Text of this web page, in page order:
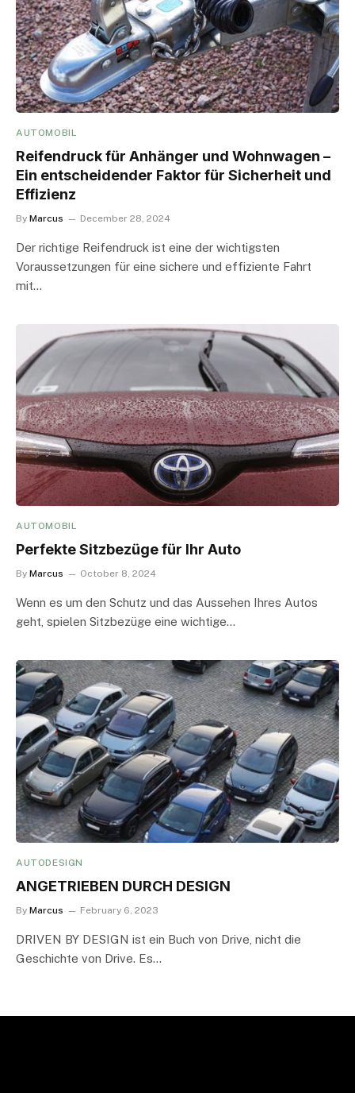
AUTOMOBIL
Reifendruck für Anhänger und Wohnwagen –
Ein entscheidender Faktor für Sicherheit und
Effizienz
By Marcus December 28, 2024
Der richtige Reifendruck ist eine der wichtigsten
Voraussetzungen für eine sichere und effiziente Fahrt
mit…
AUTOMOBIL
Perfekte Sitzbezüge für Ihr Auto
By Marcus October 8, 2024
Wenn es um den Schutz und das Aussehen Ihres Autos
geht, spielen Sitzbezüge eine wichtige…
AUTODESIGN
ANGETRIEBEN DURCH DESIGN
By Marcus February 6, 2023
DRIVEN BY DESIGN ist ein Buch von Drive, nicht die
Geschichte von Drive. Es…